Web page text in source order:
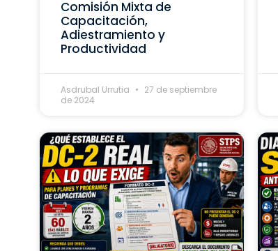
Comisión Mixta de
Capacitación,
Adiestramiento y
Productividad
Asdrubal Urrutia
27 de septiembre
de 2024